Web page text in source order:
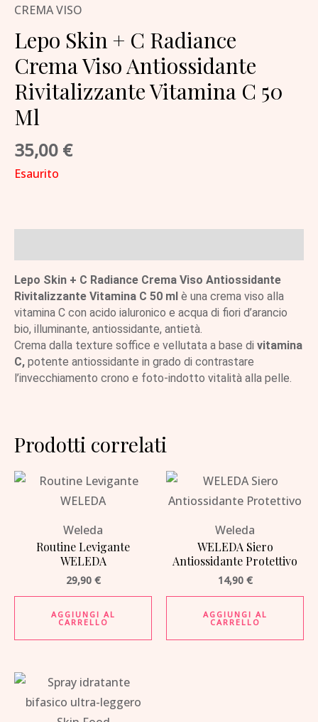
CREMA VISO
Lepo Skin + C Radiance
Crema Viso Antiossidante
Rivitalizzante Vitamina C 50
Ml
35,00 €
Esaurito
Lepo Skin + C Radiance Crema Viso Antiossidante
Rivitalizzante Vitamina C 50 ml è una crema viso alla
vitamina C con acido ialuronico e acqua di fiori d’arancio
bio, illuminante, antiossidante, antietà.
Crema dalla texture soffice e vellutata a base di vitamina
C, potente antiossidante in grado di contrastare
l’invecchiamento crono e foto-indotto vitalità alla pelle.
Prodotti correlati
Weleda
Routine Levigante
WELEDA
29,90 €
AGGIUNGI AL
CARRELLO
Weleda
WELEDA Siero
Antiossidante Protettivo
14,90 €
AGGIUNGI AL
CARRELLO